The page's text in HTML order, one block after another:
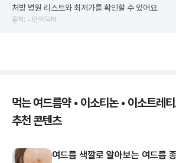
처방 병원 리스트와 최저가를 확인할 수 있어요.
출처: 나만의닥터
먹는 여드름약 • 이소티논 • 이소트레
추천 콘텐츠
여드름 색깔로 알아보는 여드름